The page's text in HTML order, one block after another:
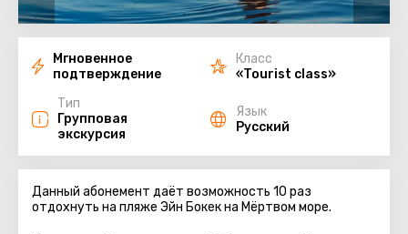
Мгновенное
подтверждение
Класс
«Tourist class»
Тип
Групповая
экскурсия
Язык
Русский
Данный абонемент даёт возможность 10 раз
отдохнуть на пляже Эйн Бокек на Мёртвом море.